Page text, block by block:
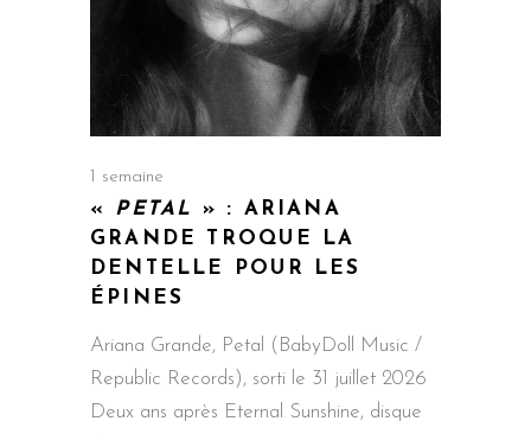
1 semaine
« PETAL
» : ARIANA
GRANDE TROQUE LA
DENTELLE POUR LES
ÉPINES
Ariana Grande, Petal (BabyDoll Music /
Republic Records), sorti le 31 juillet 2026
Deux ans après Eternal Sunshine, disque